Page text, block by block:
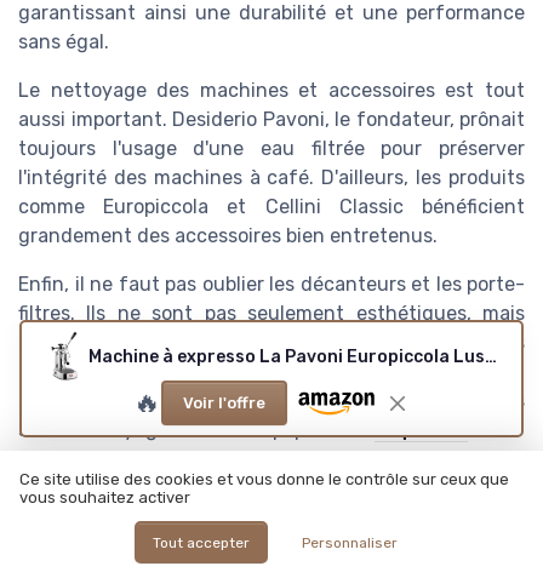
garantissant ainsi une durabilité et une performance
sans égal.
Le nettoyage des machines et accessoires est tout
aussi important. Desiderio Pavoni, le fondateur, prônait
toujours l'usage d'une eau filtrée pour préserver
l'intégrité des machines à café. D'ailleurs, les produits
comme Europiccola et Cellini Classic bénéficient
grandement des accessoires bien entretenus.
Enfin, il ne faut pas oublier les décanteurs et les porte-
filtres. Ils ne sont pas seulement esthétiques, mais
améliorent aussi le rendu du café. Pour les baristas
professionnels, la livraison gratuite des accessoires est
un avantage non négligeable. Pour plus d'informations
sur le nettoyage de votre équipement,cliquez ici.
Comment acheter une machine
La Pavoni : offres, livraison et
garanties
Machine à expresso La Pavoni Europiccola Lusso EL
🔥 Voir l'offre
Ce site utilise des cookies et vous donne le contrôle sur ceux que
vous souhaitez activer
Tout accepter Personnaliser